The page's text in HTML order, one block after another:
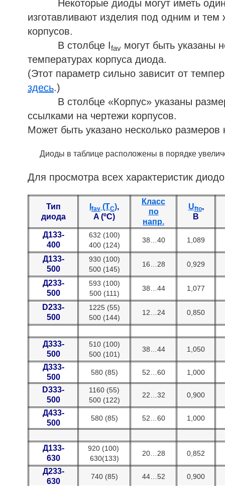
Некоторые диоды могут иметь
изготавливают изделия под одним и
корпусов.
В столбце Ifav могут быть указаны
температурах корпуса диода.
(Этот параметр сильно зависит от
здесь.)
В столбце «Корпус» указаны
ссылками на чертежи корпусов.
Может быть указано несколько
Диоды в таблице расположены в порядке
Для просмотра всех характеристик
Тип
диода
fav (TC),
A (ºC)
Класс
по
напр.
Ufto,
В
Д133-
400
632 (100)
400 (124)
38…40 1,089
Д133-
500
930 (100)
500 (145)
16…28 0,929
Д233-
500
593 (100)
500 (111)
38…44 1,077
D233-
500
1225 (55)
500 (144)
12…24 0,850
Д333-
500
510 (100)
500 (101)
38…44 1,050
Д333-
500
580 (85) 52…60 1,000
D333-
500
1160 (55)
500 (122)
22…32 0,900
Д433-
500
580 (85) 52…60 1,000
Д133-
630
920 (100)
630(133)
20…28 0,852
Д233-
630
740 (85) 44…52 0,900